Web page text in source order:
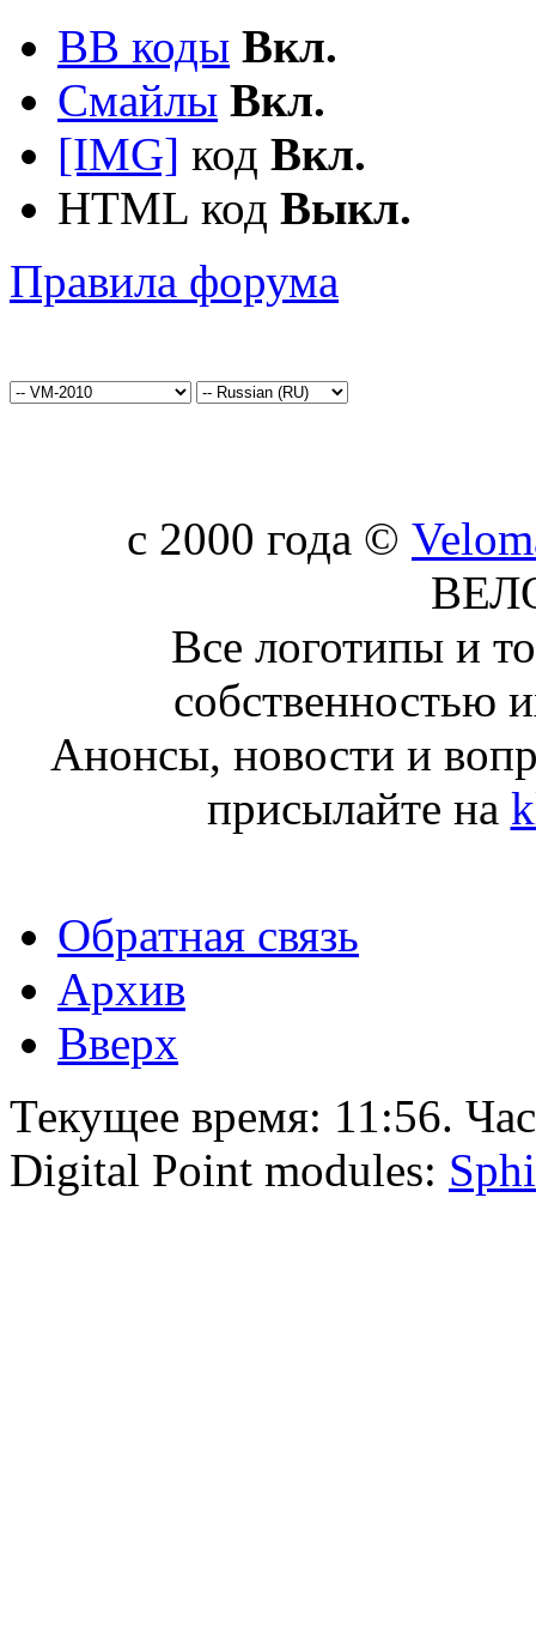
BB коды Вкл.
Смайлы Вкл.
[IMG] код Вкл.
HTML код Выкл.
Правила форума
c 2000 года ©
Все логотипы и
собственностью
Анонсы, новости и
присылайте на
Обратная связь
Архив
Вверх
Текущее время: 11:56.
Digital Point modules: